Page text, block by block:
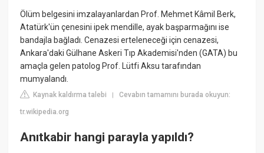
Ölüm belgesini imzalayanlardan Prof. Mehmet Kâmil Berk,
Atatürk'ün çenesini ipek mendille, ayak başparmağını ise
bandajla bağladı. Cenazesi erteleneceği için cenazesi,
Ankara'daki Gülhane Askeri Tıp Akademisi'nden (GATA) bu
amaçla gelen patolog Prof. Lütfi Aksu tarafından
mumyalandı.
Kaynak kaldırma talebi |Cevabın tamamını burada okuyun:
tr.wikipedia.org
Anıtkabir hangi parayla yapıldı?